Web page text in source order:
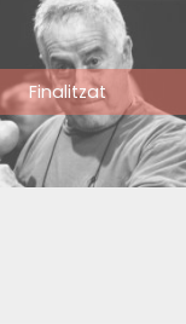
Finalitzat